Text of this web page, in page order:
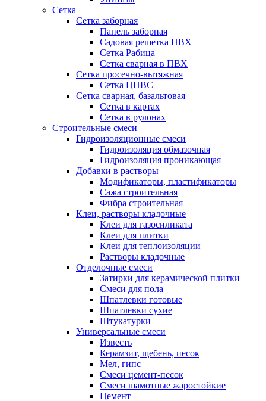
Сетка
Сетка заборная
Панель заборная
Садовая решетка ПВХ
Сетка Рабица
Сетка сварная в ПВХ
Сетка просечно-вытяжная
Сетка ЦПВС
Сетка сварная, базальтовая
Сетка в картах
Сетка в рулонах
Строительные смеси
Гидроизоляционные смеси
Гидроизоляция обмазочная
Гидроизоляция проникающая
Добавки в растворы
Модификаторы, пластификаторы
Сажа строительная
Фибра строительная
Клеи, растворы кладочные
Клеи для газосиликата
Клеи для плитки
Клеи для теплоизоляции
Растворы кладочные
Отделочные смеси
Затирки для керамической плитки
Смеси для пола
Шпатлевки готовые
Шпатлевки сухие
Штукатурки
Универсальные смеси
Известь
Керамзит, щебень, песок
Мел, гипс
Смеси цемент-песок
Смеси шамотные жаростойкие
Цемент